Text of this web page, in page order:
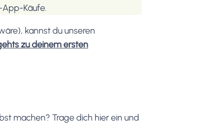
Käufe.
kannst du unseren
zu deinem ersten
machen? Trage dich hier ein und